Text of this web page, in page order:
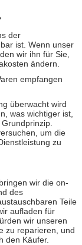
der
ist. Wenn unser
wir ihn für Sie,
ändern.
empfangen
überwacht wird
was wichtiger ist,
um die
zu
wir die on-
des
Teile
aufladen für
wir unseren
zu reparieren, und
den Käufer.